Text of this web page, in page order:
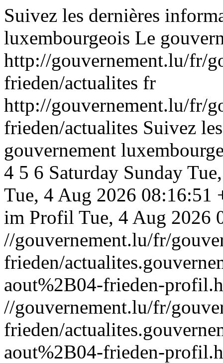
Suivez les dernières
luxembourgeois Le
http://gouvernement.lu/fr/
frieden/actualites fr
http://gouvernement.lu/fr/
frieden/actualites Suivez
gouvernement
4 5 6 Saturday Sunday
Tue, 4 Aug 2026 08:16:51
im Profil Tue, 4 Aug 2026
//gouvernement.lu/fr/
frieden/
aout%2B04-frieden-
//gouvernement.lu/fr/
frieden/
aout%2B04-frieden-